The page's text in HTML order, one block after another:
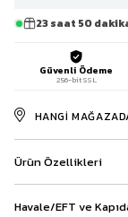
23 saat 50
Güvenli Ödeme
256-bit SSL
HANGI
Ürün Özellikleri
Havale/EFT ve